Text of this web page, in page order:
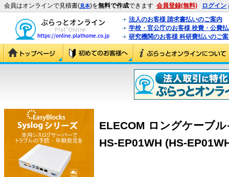
会員はオンラインで見積書(見本)を無料で作成できます 会員登録(無料) ログイン
法人のお客様 請求書払いのご案内
学校・官公庁のお客様 校費・公費
研究機関のお客様 科研費払いのご
ELECOM ロングケーブ
HS-EP01WH (HS-